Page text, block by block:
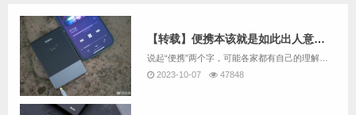
【转载】便携本该就是如此出人意料——乾龙盛MUB1评测
2023-10-07
47848